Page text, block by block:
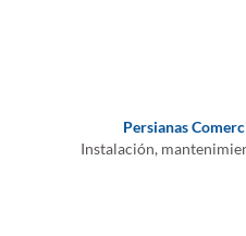
Persianas
Instalación,